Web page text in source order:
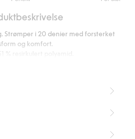
Strømper i 20 denier med forsterket
og komfort.